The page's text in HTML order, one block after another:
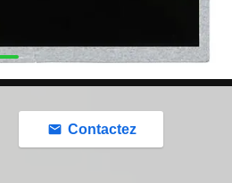
Contactez